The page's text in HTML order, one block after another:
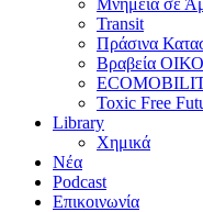
Μνημεία σε
Transit
Πράσινα
Βραβεία
Toxic Free
Library
Χημικά
Νέα
Podcast
Επικοινωνία